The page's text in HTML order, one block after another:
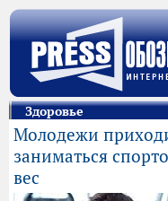
Здоровье
Молодежи
заниматься
вес